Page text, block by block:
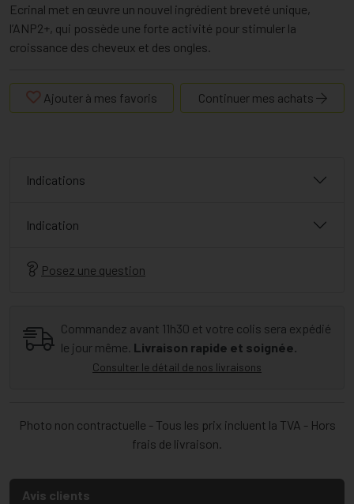
Ecrinal met en œuvre un nouvel ingrédient breveté unique,
l’ANP2+, qui possède une forte activité pour stimuler la
croissance des cheveux et des ongles.
Ajouter à mes favoris Continuer mes achats
Indications
Indication
Posez une question
Commandez avant 11h30 et votre colis sera expédié
le jour même. Livraison rapide et soignée.
Consulter le détail de nos livraisons
Photo non contractuelle - Tous les prix incluent la TVA - Hors
frais de livraison.
Avis clients